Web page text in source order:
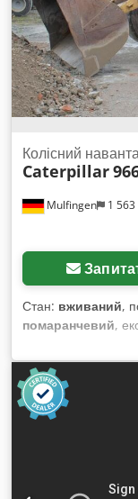
Mulfingen 1
Колісний
Caterpillar
Стан: вживаний,
помаранчевий,